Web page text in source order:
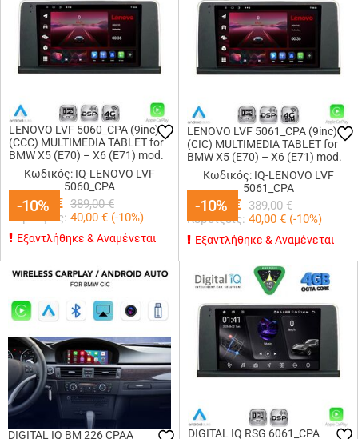
-10%
LENOVO LVF 5060_CPA (9inc)
(CCC) MULTIMEDIA TABLET for
BMW X5 (E70) – X6 (E71) mod.
2006-2009
Κωδικός: IQ-LENOVO LVF
5060_CPA
349,00 € 389,00 €
Κερδίζεις: 40,00 € (-10%)
-10%
Εξαντλήθηκε & Αναμένεται
-10%
LENOVO LVF 5061_CPA (9inc)
(CIC) MULTIMEDIA TABLET for
BMW X5 (E70) – X6 (E71) mod.
2009-2013
Κωδικός: IQ-LENOVO LVF
5061_CPA
349,00 € 389,00 €
Κερδίζεις: 40,00 € (-10%)
-10%
Εξαντλήθηκε & Αναμένεται
DIGITAL IQ BM 226 CPAA DIGITAL IQ RSG 6061_CPA